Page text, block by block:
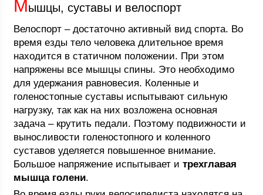
Мышцы, суставы и велоспорт
Велоспорт – достаточно активный вид спорта. Во
время езды тело человека длительное время
находится в статичном положении. При этом
напряжены все мышцы спины. Это необходимо
для удержания равновесия. Коленные и
голеностопные суставы испытывают сильную
нагрузку, так как на них возложена основная
задача – крутить педали. Поэтому подвижности и
выносливости голеностопного и коленного
суставов уделяется повышенное внимание.
Большое напряжение испытывает итрехглавая
мышца голени.